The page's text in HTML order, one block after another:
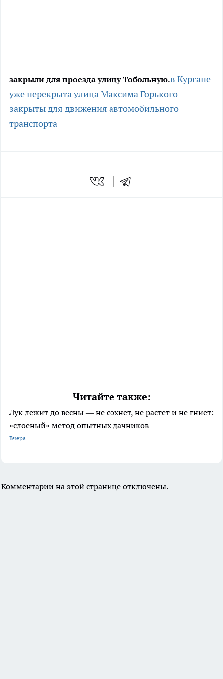
закрыли для проезда улицу Тобольную.в Кургане
уже перекрыта улица Максима Горького
закрыты для движения автомобильного
транспорта
Читайте также:
Лук лежит до весны — не сохнет, не растет и не гниет:
«слоеный» метод опытных дачников
Вчера
Комментарии на этой странице отключены.